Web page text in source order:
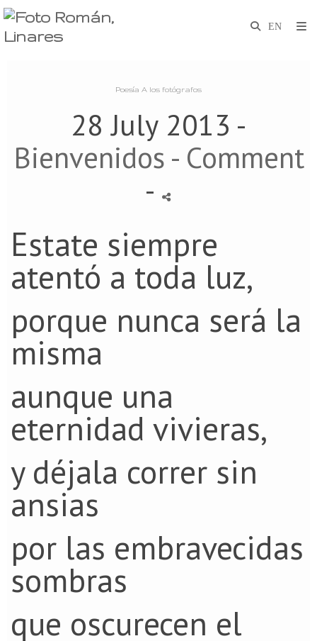
Poesía A los fotógrafos
28 July 2013 -
Bienvenidos - Comment
-
Estate siempre
atentó a toda luz,
porque nunca será la
misma
aunque una
eternidad vivieras,
y déjala correr sin
ansias
por las embravecidas
sombras
que oscurecen el